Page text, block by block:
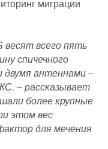
миграции
всего пять
спичечного
двумя антеннами –
– рассказывает
более крупные
этом вес
для мечения